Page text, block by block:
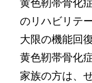
黄色靭帯骨化
のリハビリテ
大限の機能回
黄色靭帯骨化
家族の方は、